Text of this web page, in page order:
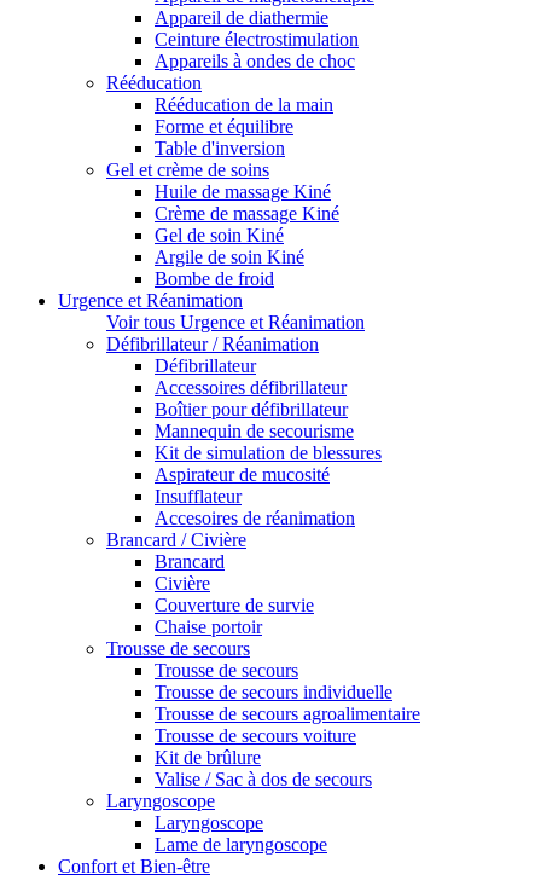
Appareil de diathermie
Ceinture électrostimulation
Appareils à ondes de choc
Rééducation
Rééducation de la main
Forme et équilibre
Table d'inversion
Gel et crème de soins
Huile de massage Kiné
Crème de massage Kiné
Gel de soin Kiné
Argile de soin Kiné
Bombe de froid
Urgence et Réanimation
Voir tous Urgence et Réanimation
Défibrillateur / Réanimation
Défibrillateur
Accessoires défibrillateur
Boîtier pour défibrillateur
Mannequin de secourisme
Kit de simulation de blessures
Aspirateur de mucosité
Insufflateur
Accesoires de réanimation
Brancard / Civière
Brancard
Civière
Couverture de survie
Chaise portoir
Trousse de secours
Trousse de secours
Trousse de secours individuelle
Trousse de secours agroalimentaire
Trousse de secours voiture
Kit de brûlure
Valise / Sac à dos de secours
Laryngoscope
Laryngoscope
Lame de laryngoscope
Confort et Bien-être